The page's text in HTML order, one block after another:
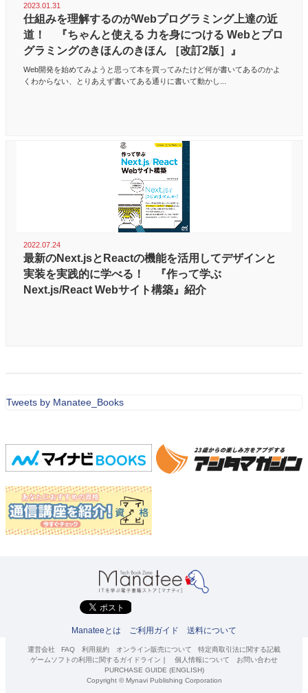
2023.01.31
仕組みを理解するのがWebプログラミング上達の近
道！ 『ちゃんと使える 力を身につける Webとプロ
グラミングのきほんのきほん ［改訂2版］』
Web開発を始めてみようと思って本を買ってみたけど何が書いてあるのかよ
くわからない、とりあえず書いてある通りに書いて動かし...
2022.07.24
最新のNext.jsとReactの機能を活用してデザインと
実装を実践的に学べる！ 『作って学ぶ
Next.js/React Webサイト構築』紹介
Tweets by Manatee_Books
Manateeとは ご利用ガイド 送料について
運営会社 FAQ 利用規約 オンライン販売について
特定商取引法に関する記載
ゲームソフトの利用に関するガイドライン ｜ 個人情報について
お問い合わせ
PURCHASE GUIDE (ENGLISH)
Copyright © Mynavi Publishing Corporation